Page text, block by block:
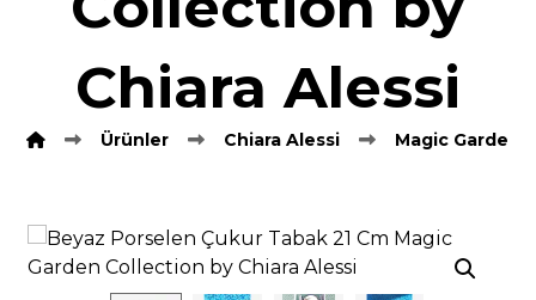
Chiara Alessi
Ürünler Chiara Alessi Magic Garden
Resmi büyüt